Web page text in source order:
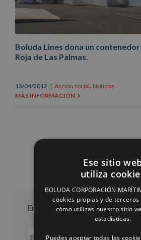
Boluda Lines dona un contenedor
Roja de Las Palmas.
13/04/2012 | Acción social, Noticias
MÁS INFORMACIÓN
Entradas por mes
Ese sitio
utiliza
BOLUDA CORPORACIÓN
cookies propias y de
cómo utilizas nuestro sitio
estadísticas.
Puedes aceptar todas las